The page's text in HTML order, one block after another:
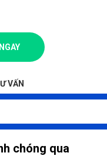
VẤN
chóng qua